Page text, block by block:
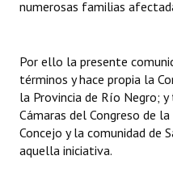
numerosas familias
Por ello la presente
términos y hace propia la
la Provincia de Río Negro;
Cámaras del Congreso de
Concejo y la comunidad de
aquella iniciativa.